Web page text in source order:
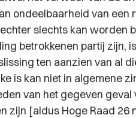
ondeelbaarheid van een
slechts kan worden
betrokkenen partij zijn,
ten aanzien van al
is kan niet in algemene
van het gegeven geval
zijn [aldus Hoge Raad 26